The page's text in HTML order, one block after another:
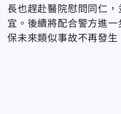
長也趕赴醫院慰問同仁
宜。後續將配合警方進
保未來類似事故不再發生